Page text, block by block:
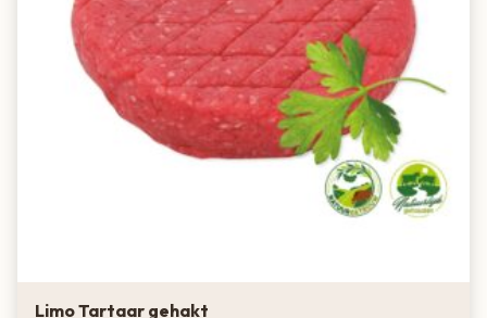
Limo Tartaar gehakt